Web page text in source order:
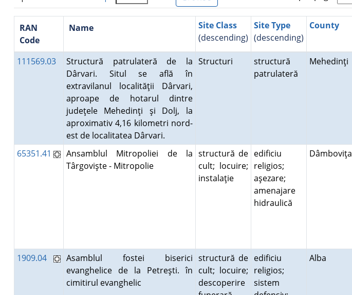
RAN
Code
Name
Site Class
(descending)
Site Type
(descending)
County
111569.03
Structură patrulateră de la
Dârvari. Situl se află în
extravilanul localităţii Dârvari,
aproape de hotarul dintre
judeţele Mehedinţi şi Dolj, la
aproximativ 4,16 kilometri nord-
est de localitatea Dârvari.
Structuri
structură
patrulateră
Mehedinţi
65351.41
Ansamblul Mitropoliei de la
Târgovişte - Mitropolie
structură de
cult; locuire;
instalaţie
edificiu
religios;
aşezare;
amenajare
hidraulică
Dâmboviţa
1909.04
Asamblul fostei biserici
evanghelice de la Petreşti. în
cimitirul evanghelic
structură de
cult; locuire;
descoperire
edificiu
religios;
sistem
Alba